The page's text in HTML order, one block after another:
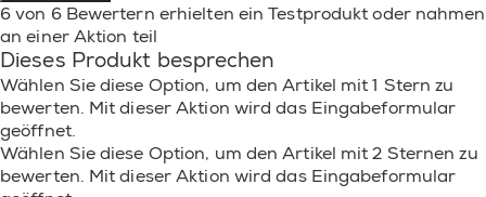
6 von 6 Bewertern erhielten ein Testprodukt oder nahmen
an einer Aktion teil
Dieses Produkt besprechen
Wählen Sie diese Option, um den Artikel mit 1 Stern zu
bewerten. Mit dieser Aktion wird das Eingabeformular
geöffnet.
Wählen Sie diese Option, um den Artikel mit 2 Sternen zu
bewerten. Mit dieser Aktion wird das Eingabeformular